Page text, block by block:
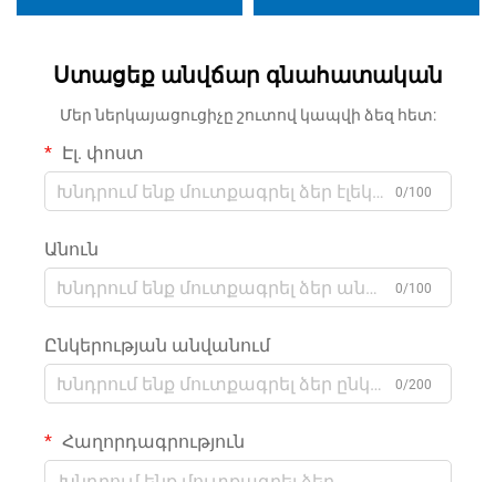
Ստացեք անվճար գնահատական
Մեր ներկայացուցիչը շուտով կապվի ձեզ հետ:
Էլ. փոստ
0/100
Անուն
0/100
Ընկերության անվանում
0/200
Հաղորդագրություն